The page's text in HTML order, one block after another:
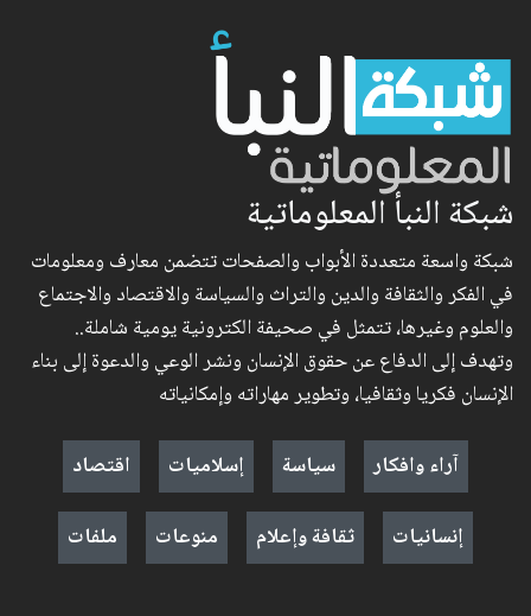
شبكة النبأ المعلوماتية
شبكة واسعة متعددة الأبواب والصفحات تتضمن معارف ومعلومات
في الفكر والثقافة والدين والتراث والسياسة والاقتصاد والاجتماع
والعلوم وغيرها، تتمثل في صحيفة الكترونية يومية شاملة..
وتهدف إلى الدفاع عن حقوق الإنسان ونشر الوعي والدعوة إلى بناء
الإنسان فكريا وثقافيا، وتطوير مهاراته وإمكانياته
آراء وافكار
سياسة إسلاميات
اقتصاد
إنسانيات
ثقافة وإعلام منوعات ملفات